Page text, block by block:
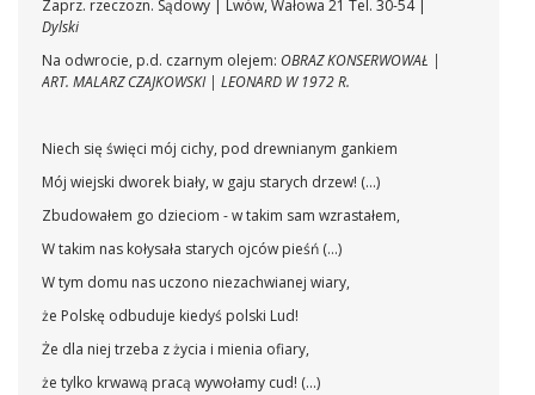
Zaprz. rzeczozn. Sądowy | Lwów, Wałowa 21 Tel. 30-54 |
Dylski
Na odwrocie, p.d. czarnym olejem: OBRAZ KONSERWOWAŁ |
ART. MALARZ CZAJKOWSKI | LEONARD W 1972 R.
Niech się święci mój cichy, pod drewnianym gankiem
Mój wiejski dworek biały, w gaju starych drzew! (...)
Zbudowałem go dzieciom - w takim sam wzrastałem,
W takim nas kołysała starych ojców pieśń (...)
W tym domu nas uczono niezachwianej wiary,
że Polskę odbuduje kiedyś polski Lud!
Że dla niej trzeba z życia i mienia ofiary,
że tylko krwawą pracą wywołamy cud! (...)